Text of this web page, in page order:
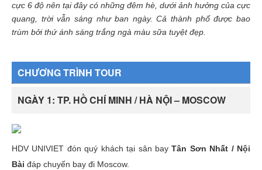
cực 6 độ nên tại đây có những đêm hè, dưới ảnh hưởng của cực
quang, trời vẫn sáng như ban ngày. Cả thành phố được bao
trùm bởi thứ ánh sáng trắng ngà màu sữa tuyệt đẹp.
CHƯƠNG TRÌNH TOUR
NGÀY 1: TP. HỒ CHÍ MINH / HÀ NỘI – MOSCOW
HDV UNIVIET đón quý khách tại sân bayTân Sơn Nhất / Nội
Bài đáp chuyến bay đi Moscow.